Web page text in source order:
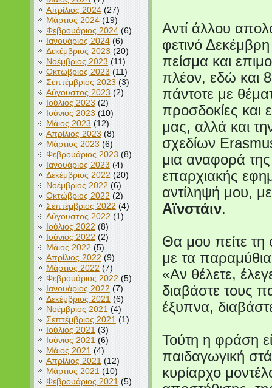
Απρίλιος 2024(27)
Μάρτιος 2024(19)
Φεβρουάριος 2024(6)
Ιανουάριος 2024(6)
Δεκέμβριος 2023 (20)
Νοέμβριος 2023 (11)
Οκτώβριος 2023(11)
Σεπτέμβριος 2023 (3)
Αύγουστος 2023 (2)
Ιούλιος 2023(2)
Ιούνιος 2023(10)
Μάιος 2023 (12)
Απρίλιος 2023 (8)
Μάρτιος 2023 (6)
Φεβρουάριος 2023(8)
Ιανουάριος 2023 (4)
Δεκέμβριος 2022 (20)
Νοέμβριος 2022 (6)
Οκτώβριος 2022 (2)
Σεπτέμβριος 2022 (4)
Αύγουστος 2022 (1)
Ιούλιος 2022 (8)
Ιούνιος 2022 (2)
Μάιος 2022 (5)
Απρίλιος 2022 (9)
Μάρτιος 2022 (7)
Φεβρουάριος 2022 (5)
Ιανουάριος 2022 (7)
Δεκέμβριος 2021 (6)
Νοέμβριος 2021 (4)
Σεπτέμβριος 2021 (1)
Ιούλιος 2021 (3)
Ιούνιος 2021 (6)
Μάιος 2021 (4)
Απρίλιος 2021 (12)
Μάρτιος 2021 (10)
Φεβρουάριος 2021 (5)
Αντί άλλου
φετινό
πείσμα και
πλέον, εδώ και
πάντοτε με
προσδοκίες και
μας, αλλά και
σχεδίων
μια αναφορά
επαρχιακής
αντίληψή μου,
Αϊνστάιν.
Θα μου πείτε τη
με τα
«Αν θέλετε,
διαβάστε τους
έξυπνα,
Τούτη η φράση
παιδαγωγική
κυρίαρχο